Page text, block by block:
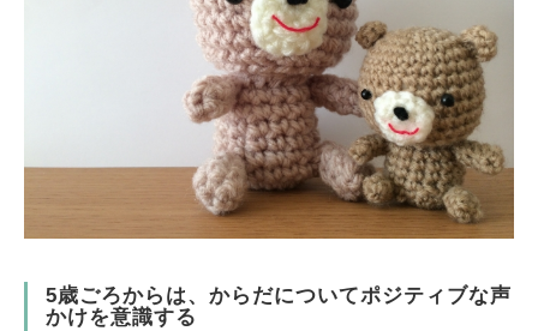
5歳ごろからは、からだについてポジティブな声
かけを意識する